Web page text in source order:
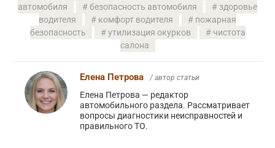
автомобиля
безопасность автомобиля
здоровье
водителя
комфорт водителя
пожарная
безопасность
утилизация окурков
чистота
салона
Елена Петрова / автор статьи
Елена Петрова — редактор
автомобильного раздела. Рассматривает
вопросы диагностики неисправностей и
правильного ТО.